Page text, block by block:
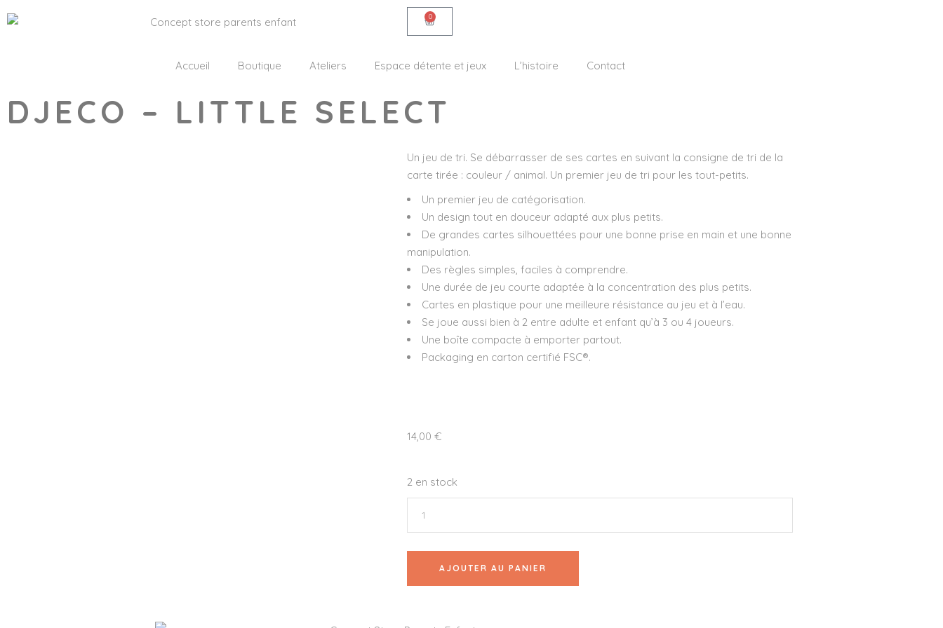
0
Accueil Boutique Ateliers Espace détente et jeux L’histoire Contact
DJECO – LITTLE SELECT
Un jeu de tri. Se débarrasser de ses cartes en suivant la consigne de tri de la
carte tirée : couleur / animal. Un premier jeu de tri pour les tout-petits.
Un premier jeu de catégorisation.
Un design tout en douceur adapté aux plus petits.
De grandes cartes silhouettées pour une bonne prise en main et une bonne
manipulation.
Des règles simples, faciles à comprendre.
Une durée de jeu courte adaptée à la concentration des plus petits.
Cartes en plastique pour une meilleure résistance au jeu et à l’eau.
Se joue aussi bien à 2 entre adulte et enfant qu’à 3 ou 4 joueurs.
Une boîte compacte à emporter partout.
Packaging en carton certifié FSC®.
14,00 €
2 en stock
AJOUTER AU PANIER